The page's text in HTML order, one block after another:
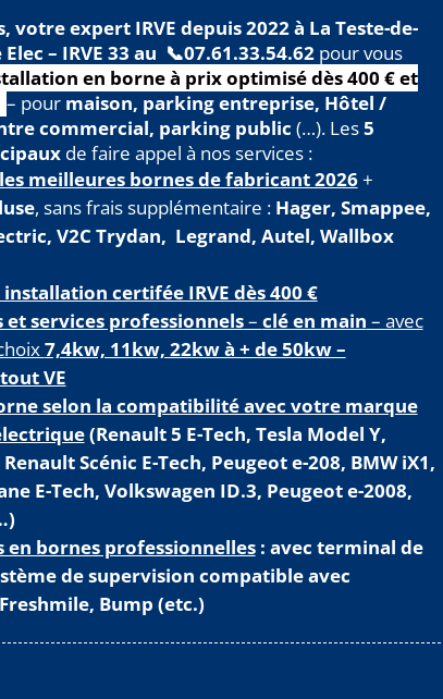
votre expert IRVE depuis 2022 à La Teste-de-
– IRVE 33 au 📞07.61.33.54.62 pour vous
en borne à prix optimisé dès 400 € et
– pour maison, parking entreprise, Hôtel /
commercial, parking public (…). Les5
de faire appel à nos services :
meilleures bornes de fabricant 2026+
, sans frais supplémentaire : Hager, Smappee,
V2C Trydan, Legrand, Autel, Wallbox
certifée IRVE dès 400 €
et services professionnels– clé en main – avec
7,4kw, 11kw, 22kw à + de 50kw –
VE
selon la compatibilité avec votre marque
(Renault 5 E-Tech, Tesla Model Y,
Scénic E-Tech, Peugeot e-208, BMW iX1,
E-Tech, Volkswagen ID.3, Peugeot e-2008,
en bornes professionnelles: avec terminal de
de supervision compatible avec
Bump (etc.)